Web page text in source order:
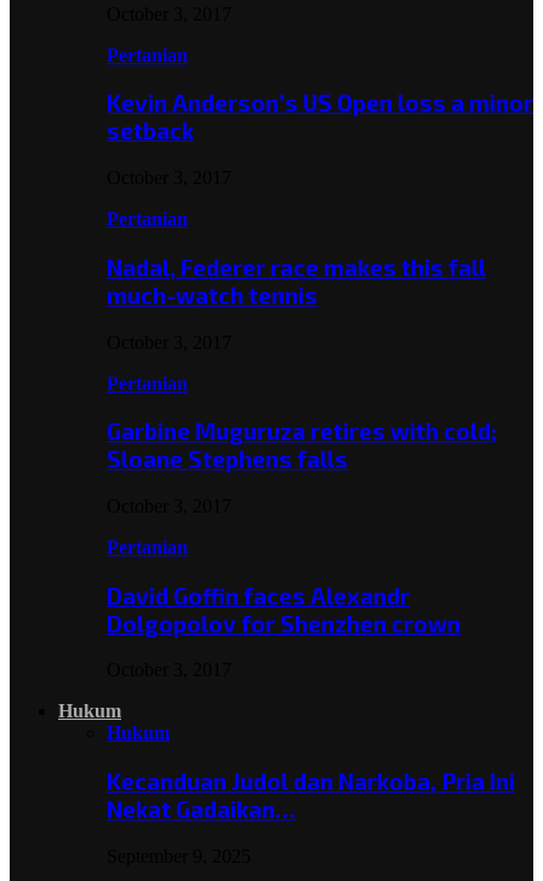
Pertanian
Kevin Anderson’s US Open loss a minor
setback
Pertanian
Nadal, Federer race makes this fall
much-watch tennis
Pertanian
Garbine Muguruza retires with cold;
Sloane Stephens falls
Pertanian
David Goffin faces Alexandr
Dolgopolov for Shenzhen crown
Hukum
Hukum
Kecanduan Judol dan Narkoba, Pria Ini
Nekat Gadaikan…